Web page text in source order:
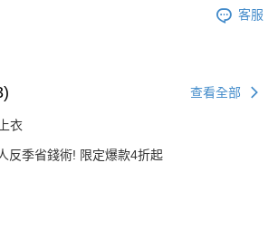
客服
查看全部
衣
反季省錢術! 限定爆款4折起